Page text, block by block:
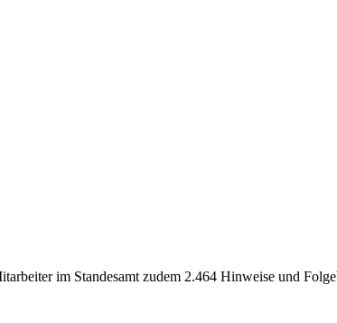
im Standesamt zudem 2.464 Hinweise und